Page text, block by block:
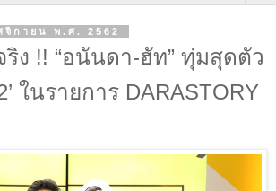
จิกายน พ.ศ. 2562
ริง !! “อนันดา-ฮัท” ทุ่มสุดตัว
ในรายการ DARASTORY